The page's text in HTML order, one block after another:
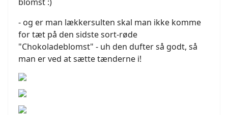
- og er man lækkersulten skal man ikke komme
for tæt på den sidste sort-røde
"Chokoladeblomst" - uh den dufter så godt, så
man er ved at sætte tænderne i!